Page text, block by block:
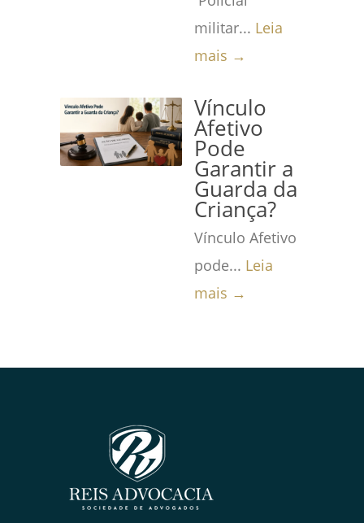
militar... Leia
mais →
Vínculo
Afetivo
Pode
Garantir a
Guarda da
Criança?
Vínculo Afetivo
pode... Leia
mais →